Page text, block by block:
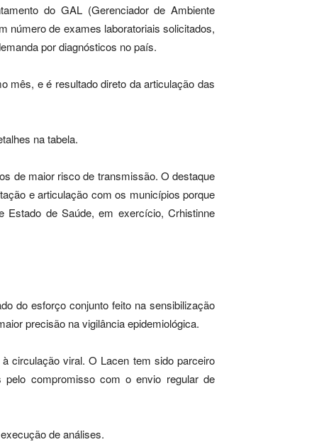
do GAL (Gerenciador de Ambiente
número de exames laboratoriais solicitados,
por diagnósticos no país.
mês, e é resultado direto da articulação das
na tabela.
de maior risco de transmissão. O destaque
e articulação com os municípios porque
Estado de Saúde, em exercício, Crhistinne
do esforço conjunto feito na sensibilização
precisão na vigilância epidemiológica.
circulação viral. O Lacen tem sido parceiro
pelo compromisso com o envio regular de
de análises.